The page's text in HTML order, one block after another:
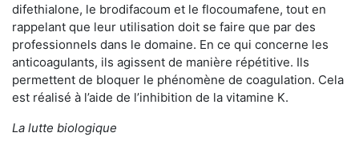
difethialone, le brodifacoum et le flocoumafene, tout en
rappelant que leur utilisation doit se faire que par des
professionnels dans le domaine. En ce qui concerne les
anticoagulants, ils agissent de manière répétitive. Ils
permettent de bloquer le phénomène de coagulation. Cela
est réalisé à l’aide de l’inhibition de la vitamine K.
La lutte biologique